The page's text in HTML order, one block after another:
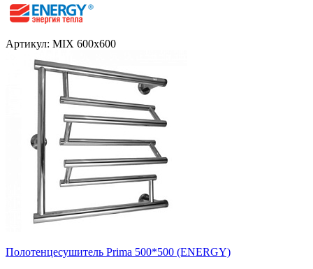
Артикул: MIX 600x600
Полотенцесушитель Prima 500*500 (ENERGY)